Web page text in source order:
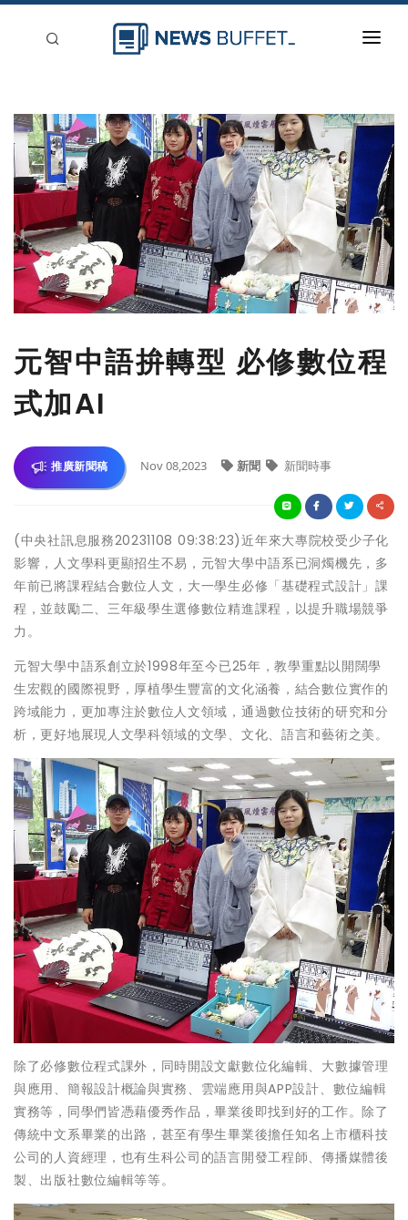
新聞稿分類
登入
刊登
元智中語拚轉型 必修數位程
式加AI
推廣新聞稿 Nov 08,2023 新聞 新聞時事
(中央社訊息服務20231108 09:38:23)近年來大專院校受少子化
影響，人文學科更顯招生不易，元智大學中語系已洞燭機先，多
年前已將課程結合數位人文，大一學生必修「基礎程式設計」課
程，並鼓勵二、三年級學生選修數位精進課程，以提升職場競爭
力。
元智大學中語系創立於1998年至今已25年，教學重點以開闊學
生宏觀的國際視野，厚植學生豐富的文化涵養，結合數位實作的
跨域能力，更加專注於數位人文領域，通過數位技術的研究和分
析，更好地展現人文學科領域的文學、文化、語言和藝術之美。
除了必修數位程式課外，同時開設文獻數位化編輯、大數據管理
與應用、簡報設計概論與實務、雲端應用與APP設計、數位編輯
實務等，同學們皆憑藉優秀作品，畢業後即找到好的工作。除了
傳統中文系畢業的出路，甚至有學生畢業後擔任知名上市櫃科技
公司的人資經理，也有生科公司的語言開發工程師、傳播媒體後
製、出版社數位編輯等等。